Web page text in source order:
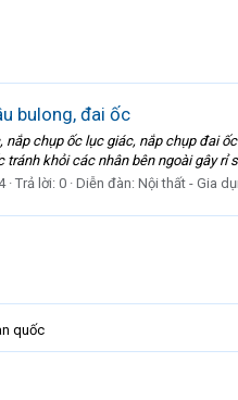
bulong, đai ốc
nắp chụp ốc lục giác, nắp chụp đai
tránh khỏi các nhân bên ngoài gây rỉ
Trả lời: 0 Diễn đàn: Nội thất - Gia
quốc